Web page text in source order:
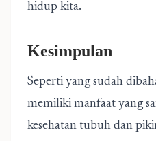
hidup kita.
Kesimpulan
Seperti yang sudah
memiliki manfaat yang
kesehatan tubuh dan